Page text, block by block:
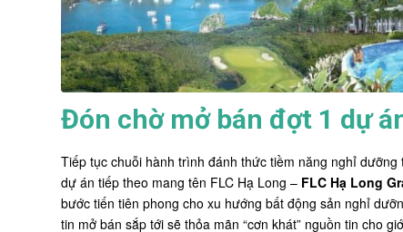
Đón chờ mở bán đợt 1 dự
Tiếp tục chuỗi hành trình đánh thức tiềm năng nghỉ
dự án tiếp theo mang tên FLC Hạ Long – FLC Hạ Long
bước tiến tiên phong cho xu hướng bất động sản nghỉ
tin mở bán sắp tới sẽ thỏa mãn “cơn khát” nguồn tin cho